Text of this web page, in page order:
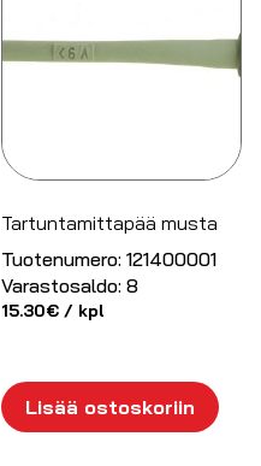
Tartuntamittapää musta
Tuotenumero: 121400001
Varastosaldo: 8
15.30€ / kpl
Lisää ostoskoriin